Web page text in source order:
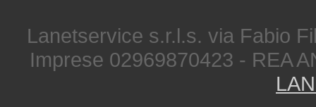
Lanetservice s.r.l.s. via Fabio
Imprese 02969870423 - REA